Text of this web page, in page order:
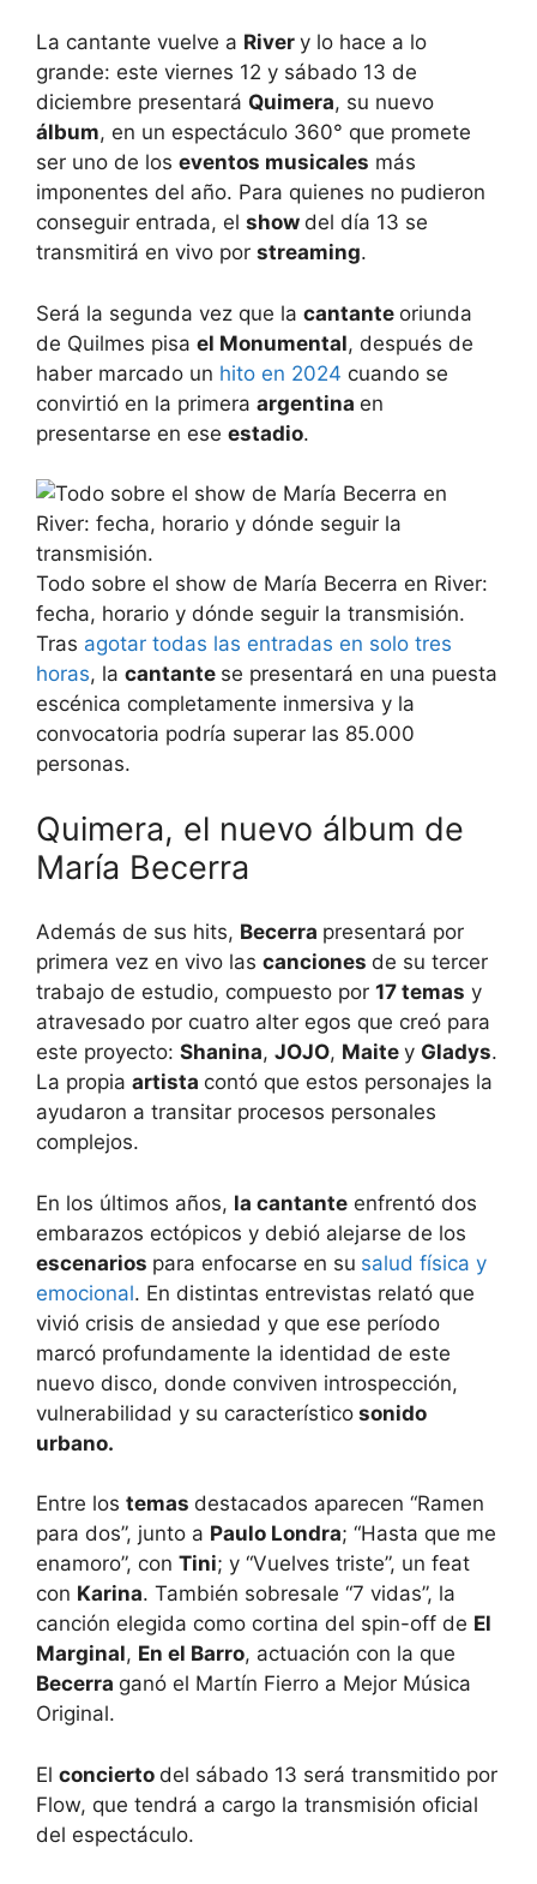
La cantante vuelve a River y lo hace a lo
grande: este viernes 12 y sábado 13 de
diciembre presentará Quimera, su nuevo
álbum, en un espectáculo 360° que promete
ser uno de los eventos musicales más
imponentes del año. Para quienes no pudieron
conseguir entrada, el show del día 13 se
transmitirá en vivo por streaming.
Será la segunda vez que la cantante oriunda
de Quilmes pisa el Monumental, después de
haber marcado un hito en 2024 cuando se
convirtió en la primera argentina en
presentarse en ese estadio.
Todo sobre el show de María Becerra en River:
fecha, horario y dónde seguir la transmisión.
Tras agotar todas las entradas en solo tres
horas, la cantante se presentará en una puesta
escénica completamente inmersiva y la
convocatoria podría superar las 85.000
personas.
Quimera, el nuevo álbum de
María Becerra
Además de sus hits, Becerra presentará por
primera vez en vivo las canciones de su tercer
trabajo de estudio, compuesto por 17 temas y
atravesado por cuatro alter egos que creó para
este proyecto: Shanina, JOJO, Maite y Gladys.
La propia artista contó que estos personajes la
ayudaron a transitar procesos personales
complejos.
En los últimos años, la cantante enfrentó dos
embarazos ectópicos y debió alejarse de los
escenarios para enfocarse en su salud física y
emocional. En distintas entrevistas relató que
vivió crisis de ansiedad y que ese período
marcó profundamente la identidad de este
nuevo disco, donde conviven introspección,
vulnerabilidad y su característico sonido
urbano.
Entre los temas destacados aparecen “Ramen
para dos”, junto a Paulo Londra; “Hasta que me
enamoro”, con Tini; y “Vuelves triste”, un feat
con Karina. También sobresale “7 vidas”, la
canción elegida como cortina del spin-off de El
Marginal, En el Barro, actuación con la que
Becerra ganó el Martín Fierro a Mejor Música
Original.
El concierto del sábado 13 será transmitido por
Flow, que tendrá a cargo la transmisión oficial
del espectáculo.